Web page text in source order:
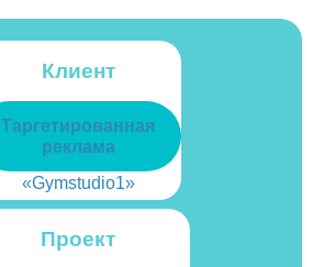
Клиент
«Gymstudio1»
Таргетированная
реклама
Проект